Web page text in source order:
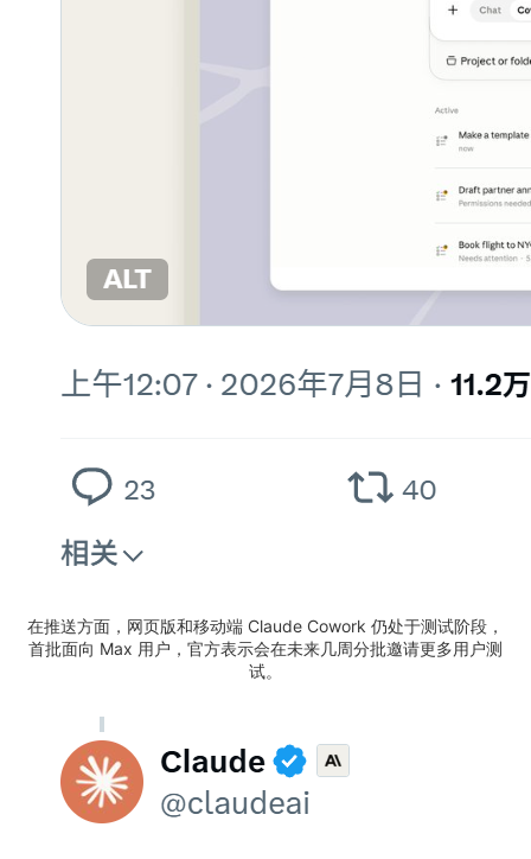
在推送方面，网页版和移动端 Claude Cowork 仍处于测试阶段，
首批面向 Max 用户，官方表示会在未来几周分批邀请更多用户测
试。